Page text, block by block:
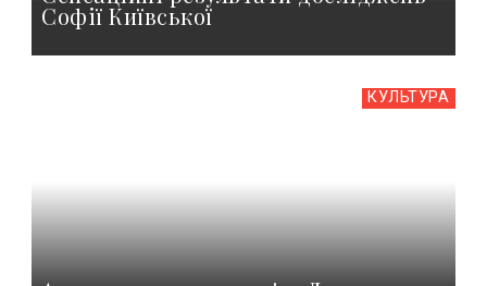
Софії Київської
КУЛЬТУРА